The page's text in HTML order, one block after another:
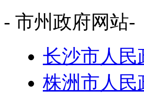
- 市州政府网站-
长沙市人民
株洲市人民